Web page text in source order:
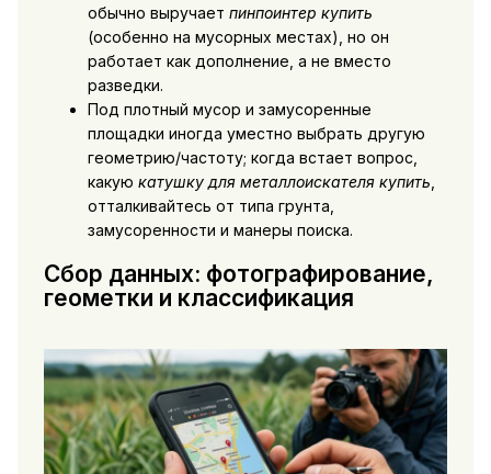
обычно выручает пинпоинтер купить
(особенно на мусорных местах), но он
работает как дополнение, а не вместо
разведки.
Под плотный мусор и замусоренные
площадки иногда уместно выбрать другую
геометрию/частоту; когда встает вопрос,
какую катушку для металлоискателя купить,
отталкивайтесь от типа грунта,
замусоренности и манеры поиска.
Сбор данных: фотографирование,
геометки и классификация